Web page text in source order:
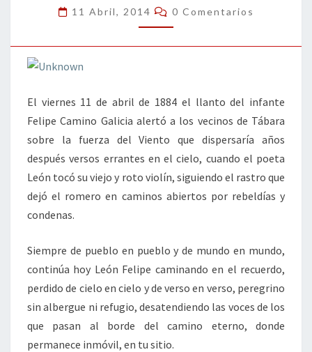
NOS
CONGREGA
11 Abril, 2014 Comentarios
0 Comentarios
El viernes 11 de abril de 1884 el llanto del infante
Felipe Camino Galicia alertó a los vecinos de Tábara
sobre la fuerza del Viento que dispersaría años
después versos errantes en el cielo, cuando el poeta
León tocó su viejo y roto violín, siguiendo el rastro que
dejó el romero en caminos abiertos por rebeldías y
condenas.
Siempre de pueblo en pueblo y de mundo en mundo,
continúa hoy León Felipe caminando en el recuerdo,
perdido de cielo en cielo y de verso en verso, peregrino
sin albergue ni refugio, desatendiendo las voces de los
que pasan al borde del camino eterno, donde
permanece inmóvil, en tu sitio.